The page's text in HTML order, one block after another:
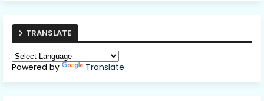
TRANSLATE
Powered by Translate